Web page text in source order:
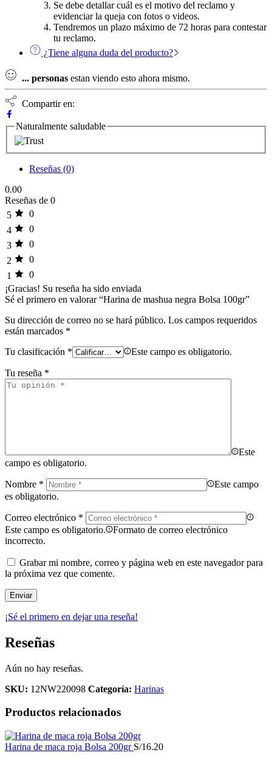
Se debe detallar cuál es el motivo del reclamo y
evidenciar la queja con fotos o videos.
Tendremos un plazo máximo de 72 horas para contestar
tu reclamo.
¿Tiene alguna duda del producto?
... personas estan viendo esto ahora mismo.
Compartir en:
Naturalmente saludable
Reseñas (0)
0.00
Reseñas de 0
5
0
4
0
3
0
2
0
1
0
¡Gracias! Su reseña ha sido enviada
Sé el primero en valorar “Harina de mashua negra Bolsa 100gr”
Su dirección de correo no se hará público. Los campos requeridos
están marcados *
Tu clasificación * Este campo es obligatorio.
Tu reseña *
Este
campo es obligatorio.
Nombre *
Este campo
es obligatorio.
Correo electrónico *
Este campo es obligatorio.
Formato de correo electrónico
incorrecto.
Grabar mi nombre, correo y página web en este navegador para
la próxima vez que comente.
¡Sé el primero en dejar una reseña!
Reseñas
Aún no hay reseñas.
SKU: 12NW220098 Categoría: Harinas
Productos relacionados
Harina de maca roja Bolsa 200gr S/16.20